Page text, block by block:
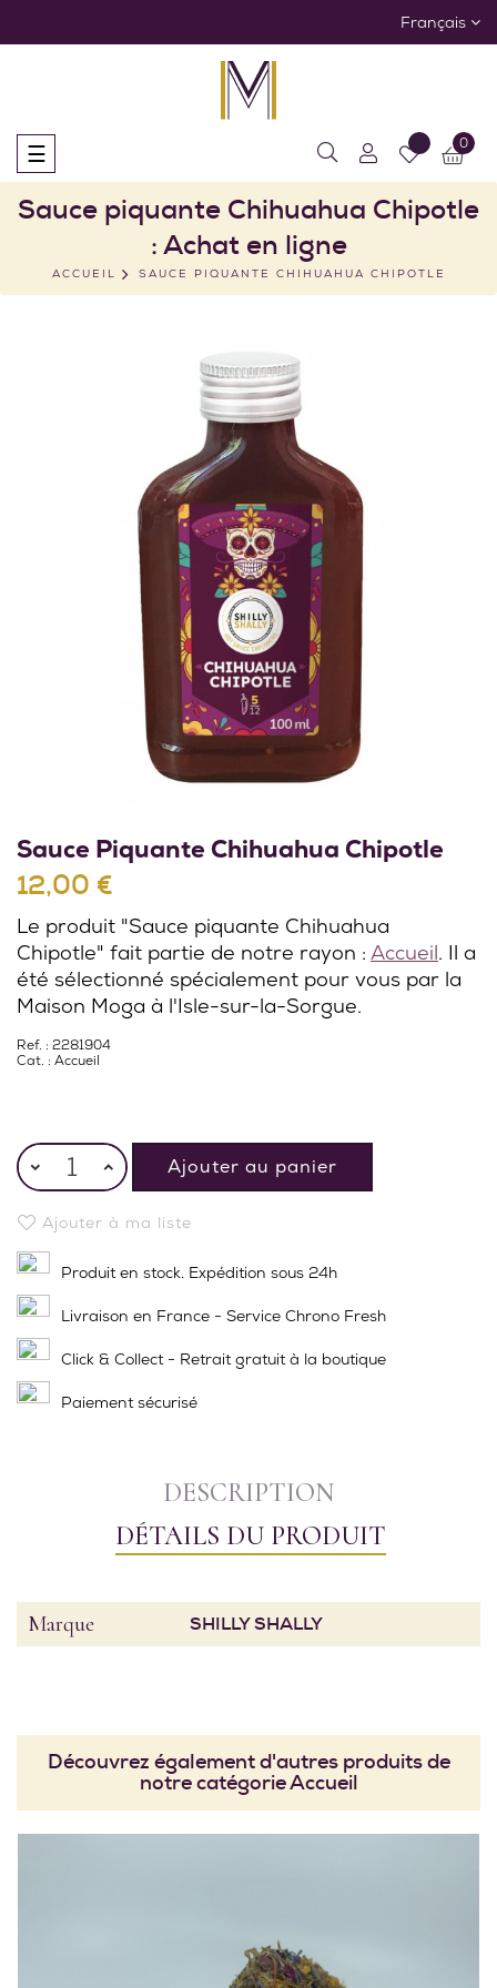
Français
Basculer
la
navigation
☰ 0
Sauce piquante Chihuahua Chipotle
: Achat en ligne
ACCUEIL SAUCE PIQUANTE CHIHUAHUA CHIPOTLE
Sauce Piquante Chihuahua Chipotle
12,00 €
Le produit "Sauce piquante Chihuahua
Chipotle" fait partie de notre rayon : Accueil. Il a
été sélectionné spécialement pour vous par la
Maison Moga à l'Isle-sur-la-Sorgue.
Ref. : 2281904
Cat. : Accueil
Ajouter au panier
Ajouter à ma liste
Produit en stock. Expédition sous 24h
Livraison en France - Service Chrono Fresh
Click & Collect - Retrait gratuit à la boutique
Paiement sécurisé
DESCRIPTION
DÉTAILS DU PRODUIT
Marque SHILLY SHALLY
Découvrez également d'autres produits de
notre catégorie Accueil